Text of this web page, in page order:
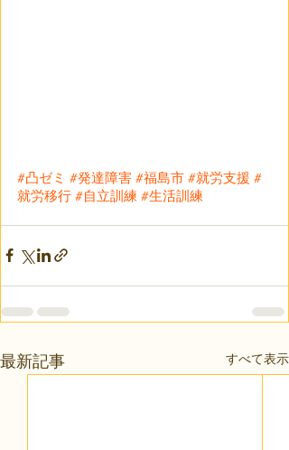
#凸ゼミ #発達障害 #福島市 #就労支援 #
就労移行 #自立訓練 #生活訓練
最新記事 すべて表示